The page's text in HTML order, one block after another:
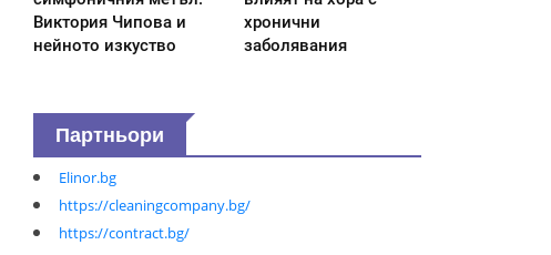
Виктория Чипова и
нейното изкуство
хронични
заболявания
Партньори
Elinor.bg
https://cleaningcompany.bg/
https://contract.bg/